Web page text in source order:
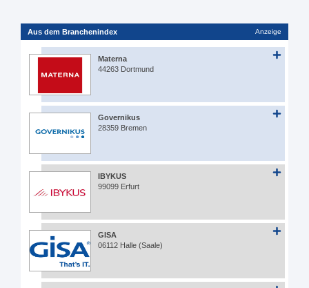
Aus dem Branchenindex Anzeige
Materna
44263 Dortmund
Governikus
28359 Bremen
IBYKUS
99099 Erfurt
GISA
06112 Halle (Saale)